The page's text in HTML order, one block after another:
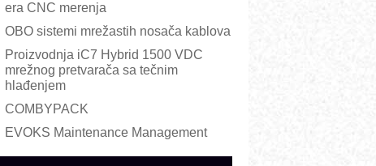
era CNC merenja
OBO sistemi mrežastih nosača kablova
Proizvodnja iC7 Hybrid 1500 VDC
mrežnog pretvarača sa tečnim
hlađenjem
COMBYPACK
EVOKS Maintenance Management
ROSA i SCHUNK podižu proizvodnju